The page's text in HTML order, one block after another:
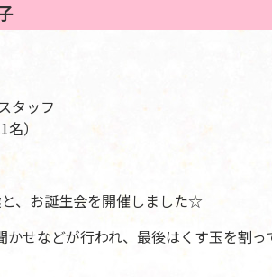
タッフ
）
、お誕生会を開催しました☆
せなどが行われ、最後はくす玉を割